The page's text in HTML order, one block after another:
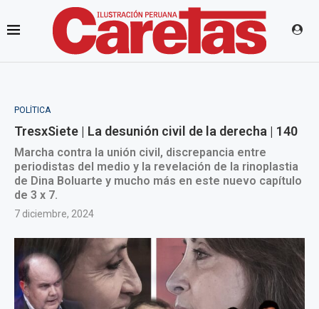
POLÍTICA
TresxSiete | La desunión civil de la derecha | 140
Marcha contra la unión civil, discrepancia entre
periodistas del medio y la revelación de la rinoplastia
de Dina Boluarte y mucho más en este nuevo capítulo
de 3 x 7.
7 diciembre, 2024